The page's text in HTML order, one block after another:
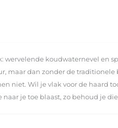
koudwaternevel en
maar dan zonder de
niet. Wil je vlak voor de haard
je toe blaast, zo behoud je